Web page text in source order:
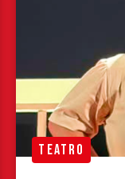
TEATRO